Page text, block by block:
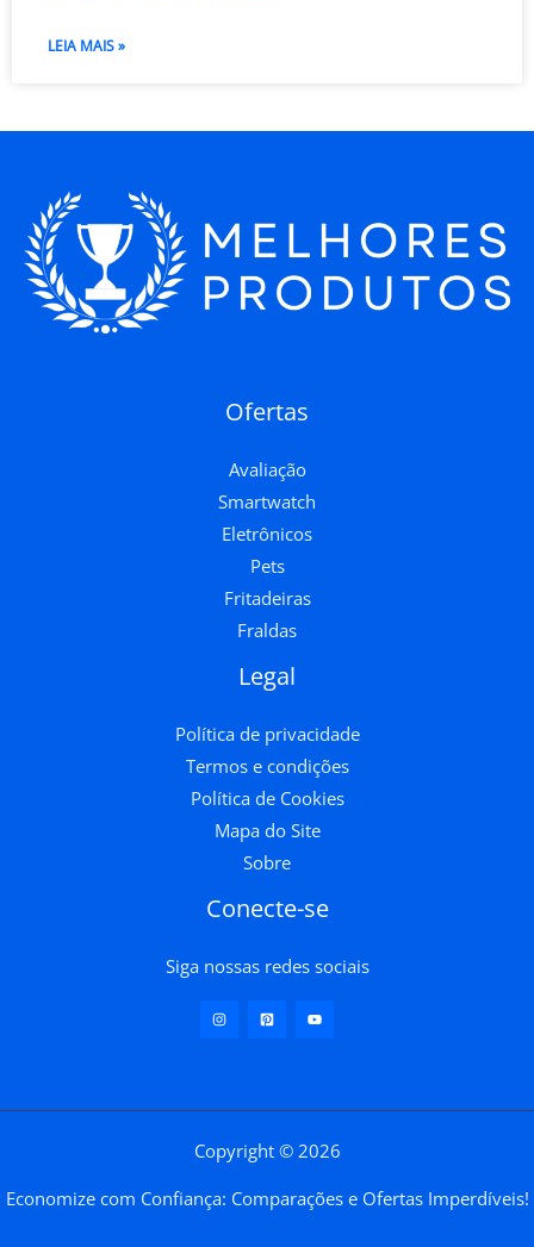
LEIA MAIS »
Ofertas
Avaliação
Smartwatch
Eletrônicos
Pets
Fritadeiras
Fraldas
Legal
Política de privacidade
Termos e condições
Política de Cookies
Mapa do Site
Sobre
Conecte-se
Siga nossas redes sociais
Copyright © 2026
Economize com Confiança: Comparações e Ofertas Imperdíveis!